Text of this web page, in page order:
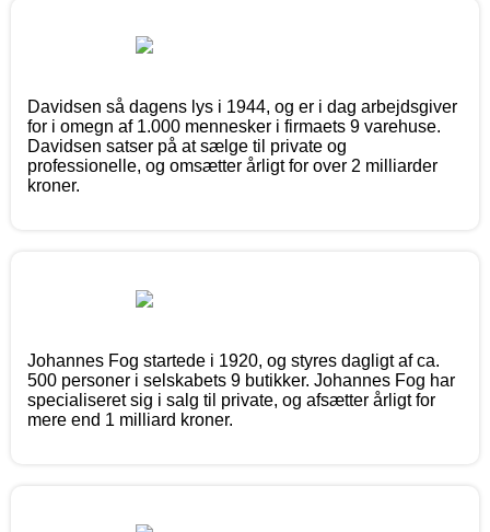
Davidsen så dagens lys i 1944, og er i dag arbejdsgiver
for i omegn af 1.000 mennesker i firmaets 9 varehuse.
Davidsen satser på at sælge til private og
professionelle, og omsætter årligt for over 2 milliarder
kroner.
Johannes Fog startede i 1920, og styres dagligt af ca.
500 personer i selskabets 9 butikker. Johannes Fog har
specialiseret sig i salg til private, og afsætter årligt for
mere end 1 milliard kroner.